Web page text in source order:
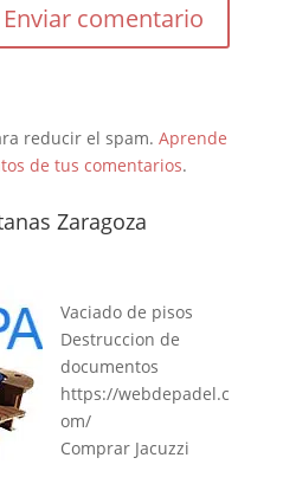
reducir el spam. Aprende
de tus comentarios.
Zaragoza
Vaciado de pisos
Destruccion de
documentos
https://webdepadel.c
om/
Comprar Jacuzzi